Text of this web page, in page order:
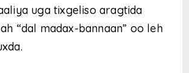
uga tixgeliso aragtida
“dal madax-bannaan” oo leh